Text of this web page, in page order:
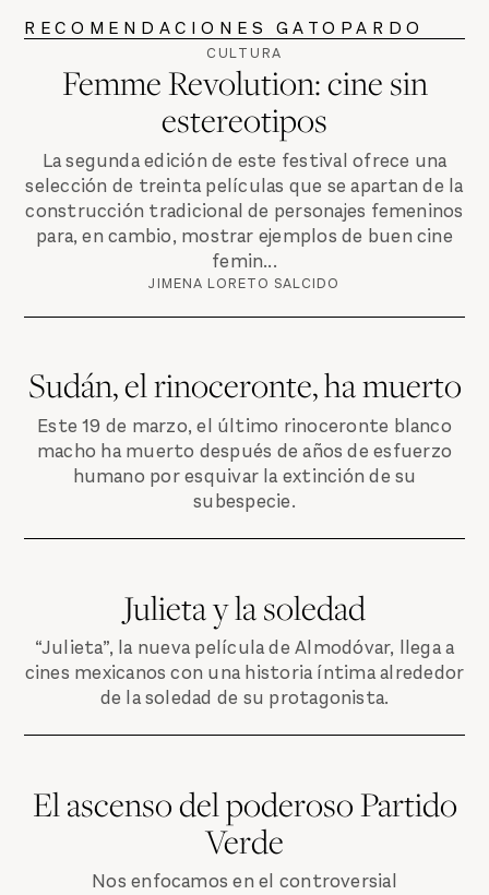
RECOMENDACIONES GATOPARDO
CULTURA
Femme Revolution: cine sin
estereotipos
La segunda edición de este festival ofrece una
selección de treinta películas que se apartan de la
construcción tradicional de personajes femeninos
para, en cambio, mostrar ejemplos de buen cine
femin...
JIMENA LORETO SALCIDO
Sudán, el rinoceronte, ha muerto
Este 19 de marzo, el último rinoceronte blanco
macho ha muerto después de años de esfuerzo
humano por esquivar la extinción de su
subespecie.
Julieta y la soledad
“Julieta”, la nueva película de Almodóvar, llega a
cines mexicanos con una historia íntima alrededor
de la soledad de su protagonista.
El ascenso del poderoso Partido
Verde
Nos enfocamos en el controversial